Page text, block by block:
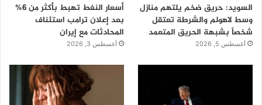
السويد: حريق ضخم يلتهم منازل
وسط لاهولم والشرطة تعتقل
شخصاً بشبهة الحريق المتعمد
أغسطس 5, 2026
أسعار النفط تهبط بأكثر من 6%
بعد إعلان ترامب استئناف
المحادثات مع إيران
أغسطس 3, 2026